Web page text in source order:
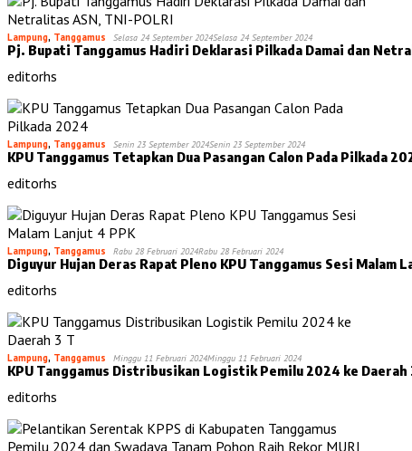
Lampung, Tanggamus Selasa 24 September 2024Selasa 24 September 2024
Pj. Bupati Tanggamus Hadiri Deklarasi Pilkada Damai dan
editorhs
Lampung, Tanggamus Senin 23 September 2024Senin 23 September 2024
KPU Tanggamus Tetapkan Dua Pasangan Calon Pada Pilkada
editorhs
Lampung, Tanggamus Rabu 28 Februari 2024Rabu 28 Februari 2024
Diguyur Hujan Deras Rapat Pleno KPU Tanggamus Sesi Malam
editorhs
Lampung, Tanggamus Minggu 11 Februari 2024Minggu 11 Februari 2024
KPU Tanggamus Distribusikan Logistik Pemilu 2024 ke Daerah
editorhs